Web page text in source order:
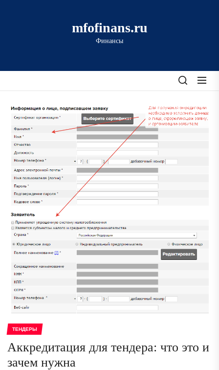
mfofinans.ru
Финансы
ТЕНДЕРЫ
Аккредитация для тендера: что это и
зачем нужна